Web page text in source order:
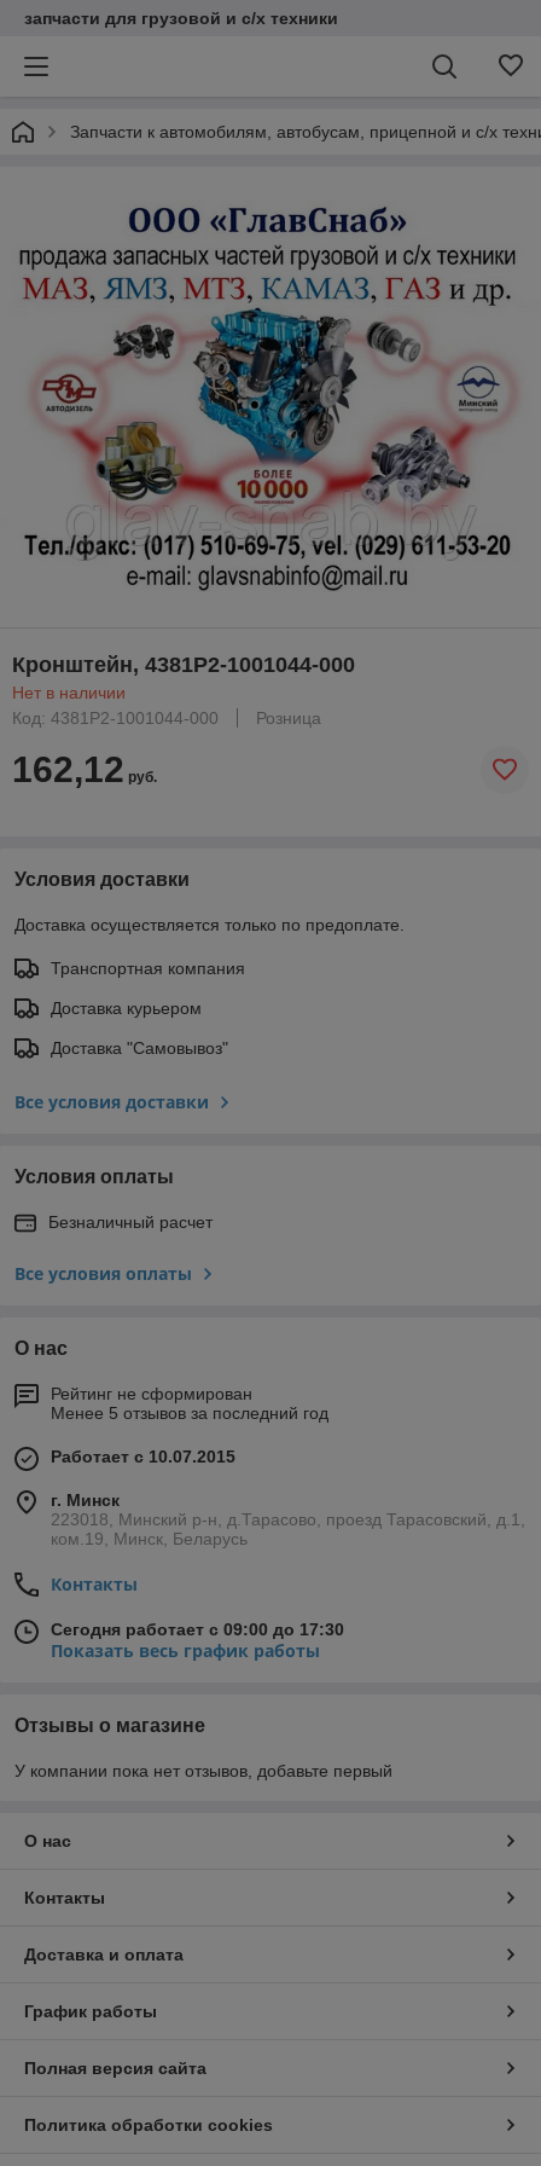
запчасти для грузовой и с/х техники
Запчасти к автомобилям, автобусам, прицепной и с/х
Кронштейн, 4381Р2-1001044-000
Нет в наличии
Код: 4381Р2-1001044-000
Розница
162,12 руб.
Условия доставки
Доставка осуществляется только по предоплате.
Транспортная компания
Доставка курьером
Доставка "Самовывоз"
Все условия доставки
Условия оплаты
Безналичный расчет
Все условия оплаты
О нас
Рейтинг не сформирован
Менее 5 отзывов за последний год
Работает с 10.07.2015
г. Минск
223018, Минский р-н, д.Тарасово, проезд Тарасовский, д.1,
ком.19, Минск, Беларусь
Контакты
Сегодня работает с 09:00 до 17:30
Показать весь график работы
Отзывы о магазине
У компании пока нет отзывов, добавьте первый
О нас
Контакты
Доставка и оплата
График работы
Полная версия сайта
Политика обработки cookies